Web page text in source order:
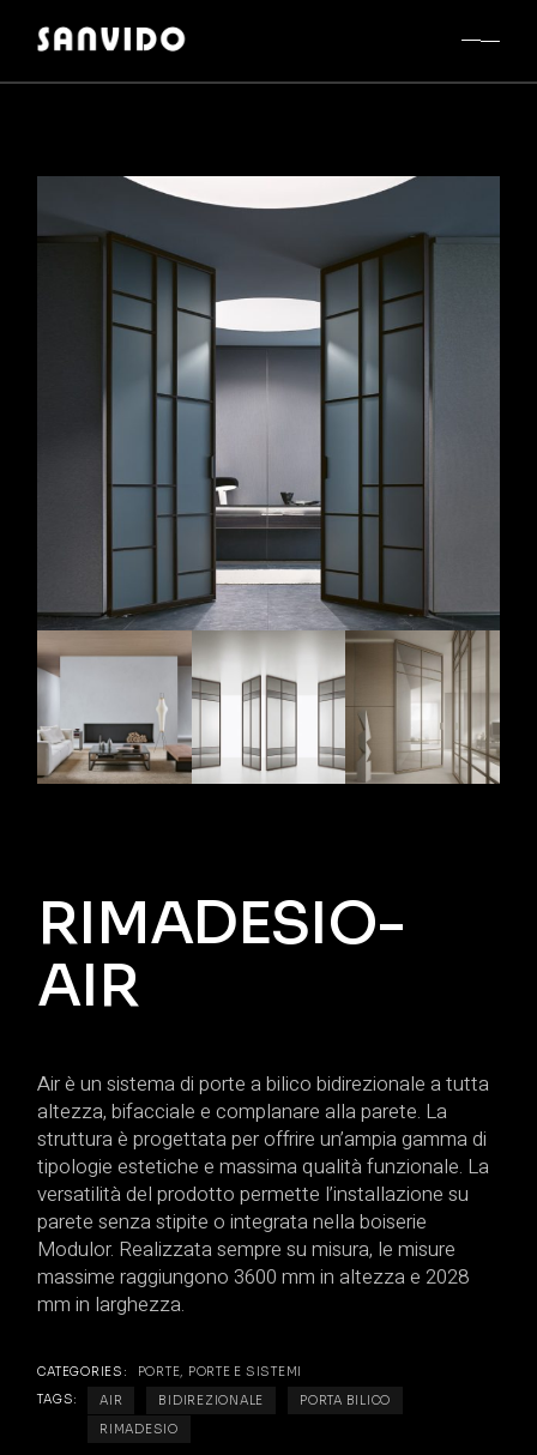
RIMADESIO-
AIR
Air è un sistema di porte a bilico bidirezionale a tutta
altezza, bifacciale e complanare alla parete. La
struttura è progettata per offrire un’ampia gamma di
tipologie estetiche e massima qualità funzionale. La
versatilità del prodotto permette l’installazione su
parete senza stipite o integrata nella boiserie
Modulor. Realizzata sempre su misura, le misure
massime raggiungono 3600 mm in altezza e 2028
mm in larghezza.
CATEGORIES: PORTE, PORTE E SISTEMI
TAGS:
AIR BIDIREZIONALE
PORTA BILICO
RIMADESIO